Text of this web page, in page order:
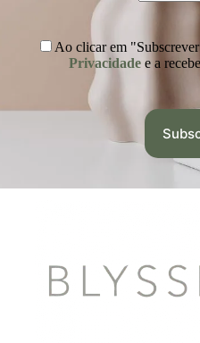
Ao clicar em
Privacidade e a